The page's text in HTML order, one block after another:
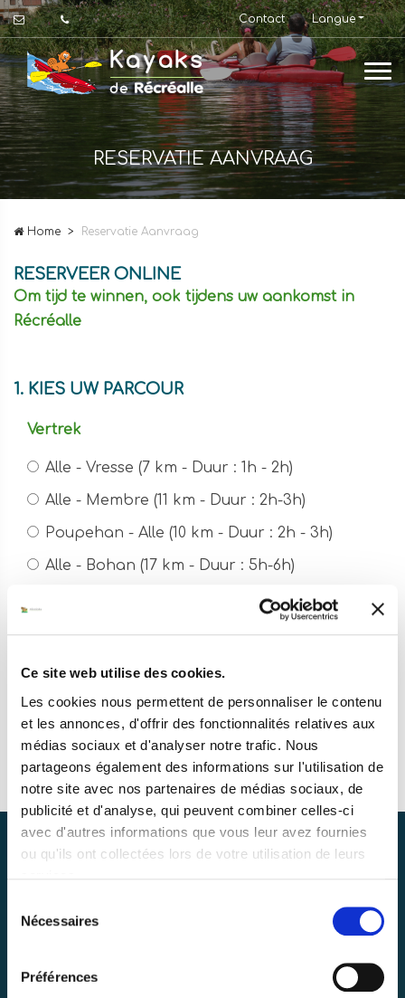
Ce site web utilise des cookies.
Les cookies nous permettent de personnaliser le contenu
et les annonces, d'offrir des fonctionnalités relatives aux
médias sociaux et d'analyser notre trafic. Nous
partageons également des informations sur l'utilisation de
notre site avec nos partenaires de médias sociaux, de
publicité et d'analyse, qui peuvent combiner celles-ci
avec d'autres informations que vous leur avez fournies
ou qu'ils ont collectées lors de votre utilisation de leurs
Nécessaires
Préférences
Contact Langue
RESERVATIE AANVRAAG
Home Reservatie Aanvraag
RESERVEER ONLINE
Om tijd te winnen, ook tijdens uw aankomst in
Récréalle
1. KIES UW PARCOUR
Vertrek
Alle - Vresse (7 km - Duur : 1h - 2h)
Alle - Membre (11 km - Duur : 2h-3h)
Poupehan - Alle (10 km - Duur : 2h - 3h)
Alle - Bohan (17 km - Duur : 5h-6h)
10h 11h 12h 13h 14h 15h 16h
Date
Location de kayak canoé sur la Semois